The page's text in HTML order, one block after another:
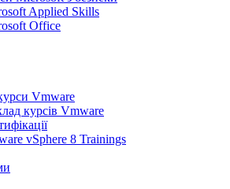
Applied Skills
Office
Vmware
курсів Vmware
vSphere 8 Trainings